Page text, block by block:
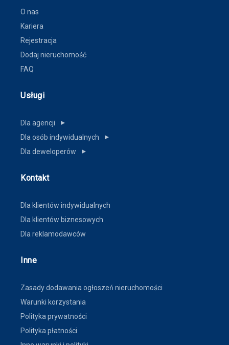
O nas
Kariera
Rejestracja
Dodaj nieruchomość
FAQ
Usługi
Dla agencji ▼
Dla osób indywidualnych ▼
Dla deweloperów ▼
Kontakt
Dla klientów indywidualnych
Dla klientów biznesowych
Dla reklamodawców
Inne
Zasady dodawania ogłoszeń nieruchomości
Warunki korzystania
Polityka prywatności
Polityka płatności